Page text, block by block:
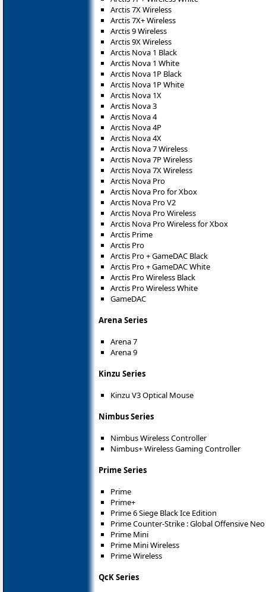
Arctis 7X Wireless
Arctis 7X+ Wireless
Arctis 9 Wireless
Arctis 9X Wireless
Arctis Nova 1 Black
Arctis Nova 1 White
Arctis Nova 1P Black
Arctis Nova 1P White
Arctis Nova 1X
Arctis Nova 3
Arctis Nova 4
Arctis Nova 4P
Arctis Nova 4X
Arctis Nova 7 Wireless
Arctis Nova 7P Wireless
Arctis Nova 7X Wireless
Arctis Nova Pro
Arctis Nova Pro for Xbox
Arctis Nova Pro V2
Arctis Nova Pro Wireless
Arctis Nova Pro Wireless for Xbox
Arctis Prime
Arctis Pro
Arctis Pro + GameDAC Black
Arctis Pro + GameDAC White
Arctis Pro Wireless Black
Arctis Pro Wireless White
GameDAC
Arena Series
Arena 7
Arena 9
Kinzu Series
Kinzu V3 Optical Mouse
Nimbus Series
Nimbus Wireless Controller
Nimbus+ Wireless Gaming Controller
Prime Series
Prime
Prime+
Prime 6 Siege Black Ice Edition
Prime Counter-Strike : Global Offensive
Prime Mini
Prime Mini Wireless
Prime Wireless
QcK Series